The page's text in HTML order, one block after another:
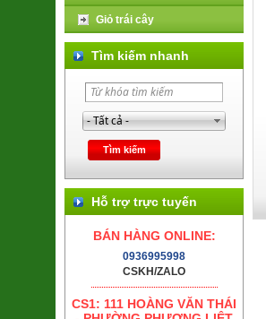
Giỏ trái cây
Tìm kiếm nhanh
Hỗ trợ trực tuyến
BÁN HÀNG ONLINE:
0936995998
CSKH/ZALO
CS1: 111 HOÀNG VĂN THÁI